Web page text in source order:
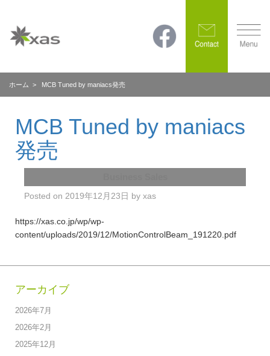
ホーム > MCB Tuned by maniacs発売
MCB Tuned by maniacs
発売
Posted on 2019年12月23日 by xas
https://xas.co.jp/wp/wp-
content/uploads/2019/12/MotionControlBeam_191220.pdf
アーカイブ
2026年7月
2026年2月
2025年12月